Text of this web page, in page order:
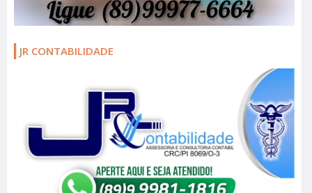
JR CONTABILIDADE